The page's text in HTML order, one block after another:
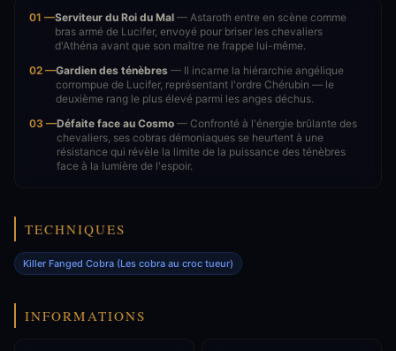
01 —Serviteur du Roi du Mal — Astaroth entre en scène comme
bras armé de Lucifer, envoyé pour briser les chevaliers
d'Athéna avant que son maître ne frappe lui-même.
02 —Gardien des ténèbres — Il incarne la hiérarchie angélique
corrompue de Lucifer, représentant l'ordre Chérubin — le
deuxième rang le plus élevé parmi les anges déchus.
03 —Défaite face au Cosmo — Confronté à l'énergie brûlante des
chevaliers, ses cobras démoniaques se heurtent à une
résistance qui révèle la limite de la puissance des ténèbres
face à la lumière de l'espoir.
TECHNIQUES
Killer Fanged Cobra (Les cobra au croc tueur)
INFORMATIONS